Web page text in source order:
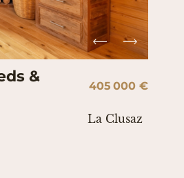
&
405 000 €
La Clusaz